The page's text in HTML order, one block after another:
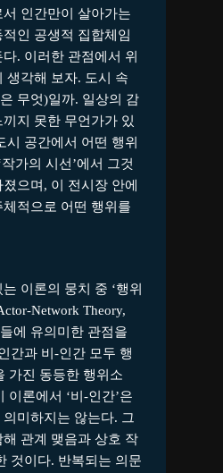
인간만이 살아가는
인 공생적 집합체임
. 이러한 관점에서 위
생각해 보자. 도시 속
무엇)일까. 일상의 감
지 못한 무언가가 있
시 공간에서 어떤 행위
가의 시선’에서 그것
으며, 이 전시장 안에
적으로 어떤 행위를
이론의 뭉치 중 ‘행위
Network Theory,
에 유의미한 관점을
간과 비-인간 모두 행
가진 동등한 행위소
이론에서 ‘비-인간’은
미하지는 않는다. 그
관계 맺음과 상호 작
것이다. 반복되는 의문